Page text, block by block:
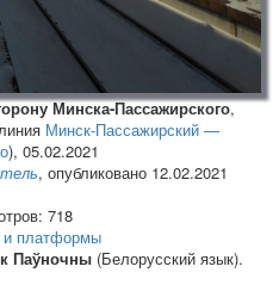
Минска-Пассажирского,
Минск-Пассажирский —
), 05.02.2021
, опубликовано 12.02.2021
718
и платформы
Паўночны (Белорусский язык).